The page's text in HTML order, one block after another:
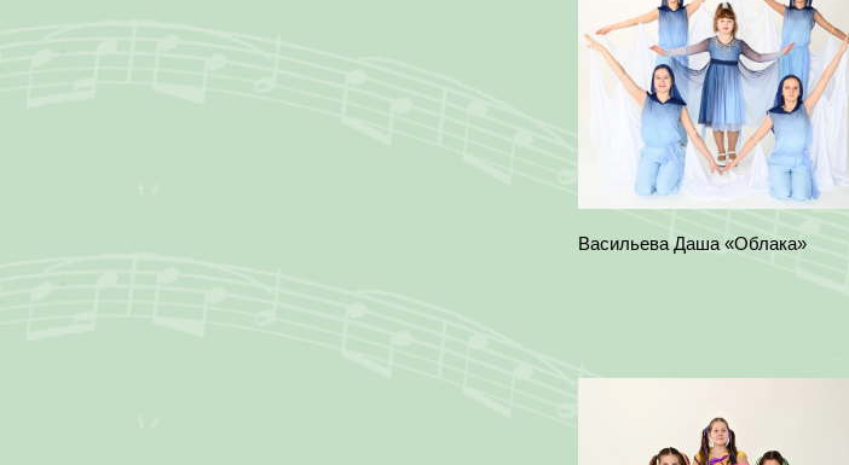
Васильева Даша «Облака»